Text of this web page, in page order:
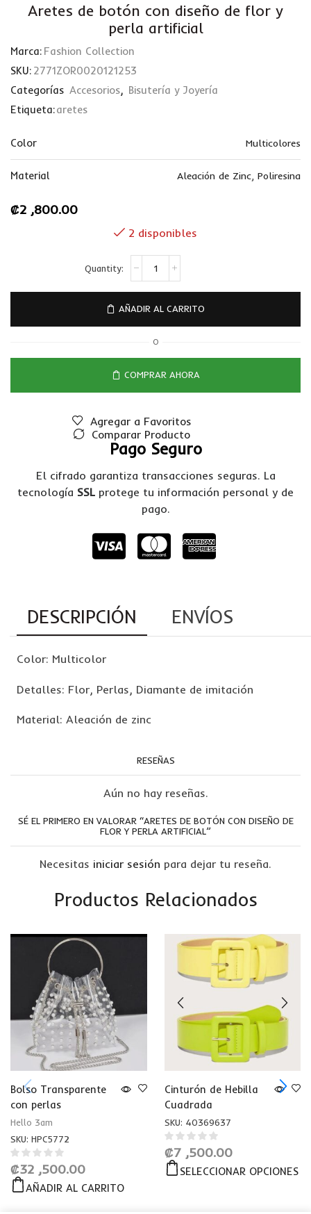
Aretes de botón con diseño de flor y
perla artificial
Marca: Fashion Collection
SKU: 2771ZOR0020121253
Categorías Accesorios, Bisutería y Joyería
Etiqueta:aretes
Color Multicolores
Material Aleación de Zinc, Poliresina
₡2 ,800.00
2 disponibles
AÑADIR AL CARRITO
O
COMPRAR AHORA
Agregar a Favoritos
Comparar Producto
Pago Seguro
El cifrado garantiza transacciones seguras. La
tecnología SSL protege tu información personal y de
pago.
DESCRIPCIÓN ENVÍOS
Color: Multicolor
Detalles: Flor, Perlas, Diamante de imitación
Material: Aleación de zinc
RESEÑAS
Aún no hay reseñas.
SÉ EL PRIMERO EN VALORAR “ARETES DE BOTÓN CON DISEÑO DE
FLOR Y PERLA ARTIFICIAL”
Necesitas iniciar sesión para dejar tu reseña.
Productos Relacionados
Bolso Transparente
con perlas
Hello 3am
SKU: HPC5772
₡32 ,500.00
AÑADIR AL CARRITO
Cinturón de Hebilla
Cuadrada
SKU: 40369637
₡7 ,500.00
SELECCIONAR OPCIONES